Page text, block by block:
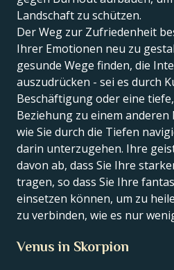
Landschaft zu schützen.
Der Weg zur Zufriedenheit
Ihrer Emotionen neu zu
gesunde Wege finden, die
auszudrücken - sei es durch
Beschäftigung oder eine
Beziehung zu einem anderen
wie Sie durch die Tiefen
darin unterzugehen. Ihre
davon ab, dass Sie Ihre
tragen, so dass Sie Ihre
einsetzen können, um zu
zu verbinden, wie es nur
Venus in Skorpion